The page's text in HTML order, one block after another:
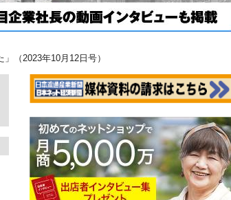
（2023年10月12日号）